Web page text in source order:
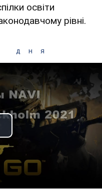
освіти
рівні.
дня
Video